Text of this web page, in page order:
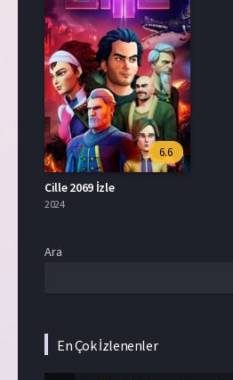
6.6
Cille 2069 İzle
2024
Ara
En Çok İzlenenler